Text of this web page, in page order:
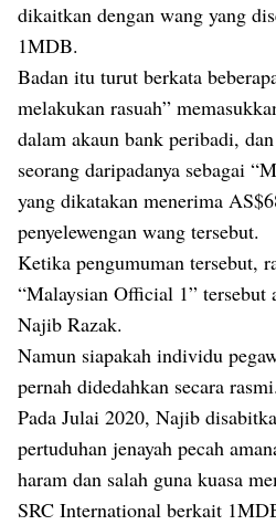
dikaitkan dengan wang yang
1MDB.
Badan itu turut berkata
melakukan rasuah”
dalam akaun bank peribadi,
seorang daripadanya sebagai
yang dikatakan menerima
penyelewengan wang tersebut.
Ketika pengumuman tersebut,
“Malaysian Official 1” tersebut
Najib Razak.
Namun siapakah individu
pernah didedahkan secara rasmi.
Pada Julai 2020, Najib
pertuduhan jenayah pecah
haram dan salah guna kuasa
SRC International berkait